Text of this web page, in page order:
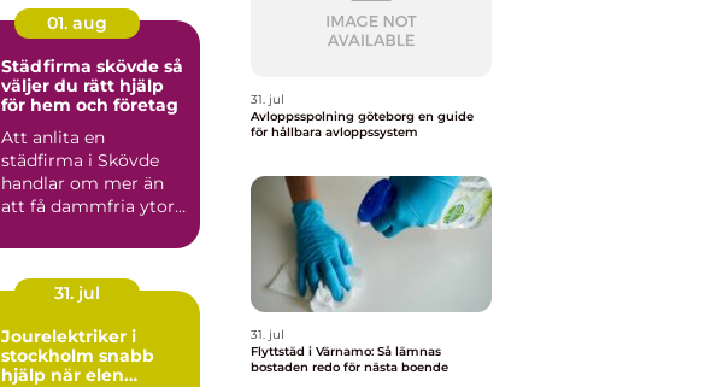
01. aug
Städfirma skövde så
väljer du rätt hjälp
för hem och företag
Att anlita en
städfirma i Skövde
handlar om mer än
att få dammfria ytor.
det mer t...
31. jul
Jourelektriker i
stockholm snabb
hjälp när elen
31. jul
Avloppsspolning göteborg en guide
för hållbara avloppssystem
31. jul
Flyttstäd i Värnamo: Så lämnas
bostaden redo för nästa boende